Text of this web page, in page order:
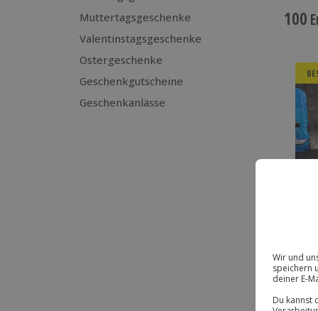
Muttertagsgeschenke
Valentinstagsgeschenke
Ostergeschenke
Geschenkgutscheine
Geschenkanlässe
100